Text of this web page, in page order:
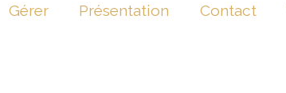
Gérer Présentation Contact